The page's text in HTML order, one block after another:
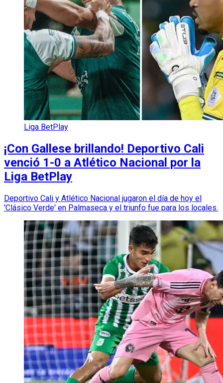
Liga BetPlay
¡Con Gallese brillando! Deportivo Cali
venció 1-0 a Atlético Nacional por la
Liga BetPlay
Deportivo Cali y Atlético Nacional jugaron el día de hoy el
'Clásico Verde' en Palmaseca y el triunfo fue para los locales.